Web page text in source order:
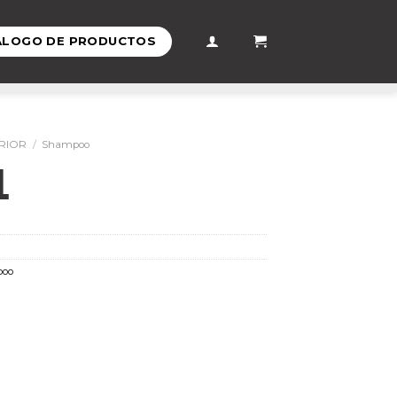
DE PRODUCTOS
/ Shampoo